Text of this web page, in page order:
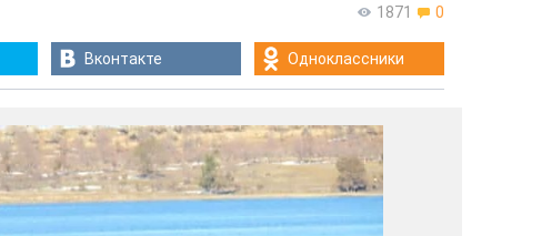
1871 0
Вконтакте Одноклассники